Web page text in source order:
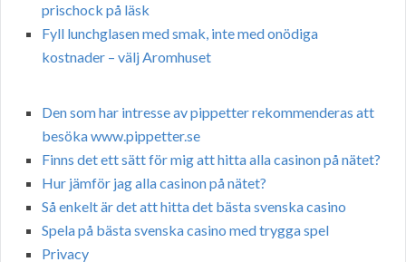
prischock på läsk
Fyll lunchglasen med smak, inte med onödiga
kostnader – välj Aromhuset
Den som har intresse av pippetter rekommenderas att
besöka www.pippetter.se
Finns det ett sätt för mig att hitta alla casinon på nätet?
Hur jämför jag alla casinon på nätet?
Så enkelt är det att hitta det bästa svenska casino
Spela på bästa svenska casino med trygga spel
Privacy